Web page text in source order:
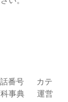
番号
カテ
事典
運営